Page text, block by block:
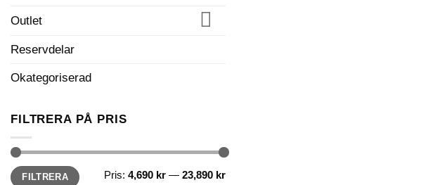
Outlet
Reservdelar
Okategoriserad
FILTRERA PÅ PRIS
Min
pris
Max
prisFILTRERA Pris: 4,690 kr — 23,890 kr